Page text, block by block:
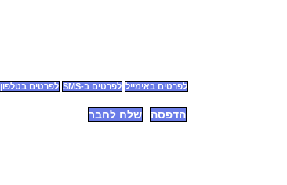
לפרטים באימייל לפרטים ב-SMS לפרטים בטלפון
הדפסה שלח לחבר